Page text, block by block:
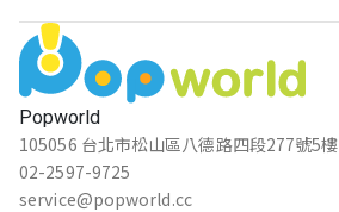
Popworld
105056 台北市松山區八德路四段277號5樓
02-2597-9725
service@popworld.cc